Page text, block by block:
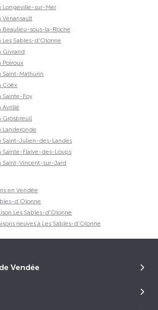
Longeville-sur-Mer
Venansault
Beaulieu-sous-la-Roche
Les Sables-d'Olonne
Givrand
Poiroux
Saint-Mathurin
Coëx
Sainte-Foy
Avrillé
Grosbreuil
Landeronde
Saint-Julien-des-Landes
Sainte-Flaive-des-Loups
Saint-Vincent-sur-Jard
en Vendée
d'Olonne
Les Sables-d'Olonne
neuves à Les Sables-d'Olonne
Vendée